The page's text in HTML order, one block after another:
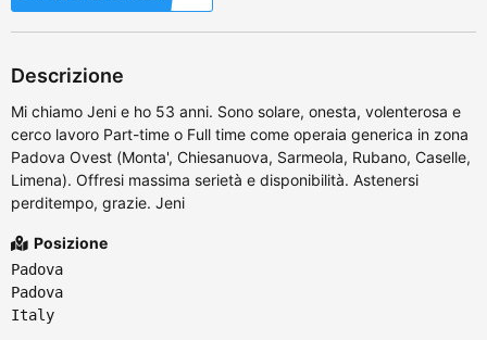
Descrizione
Mi chiamo Jeni e ho 53 anni. Sono solare, onesta, volenterosa e
cerco lavoro Part-time o Full time come operaia generica in zona
Padova Ovest (Monta', Chiesanuova, Sarmeola, Rubano, Caselle,
Limena). Offresi massima serietà e disponibilità. Astenersi
perditempo, grazie. Jeni
Posizione
Padova
Padova
Italy